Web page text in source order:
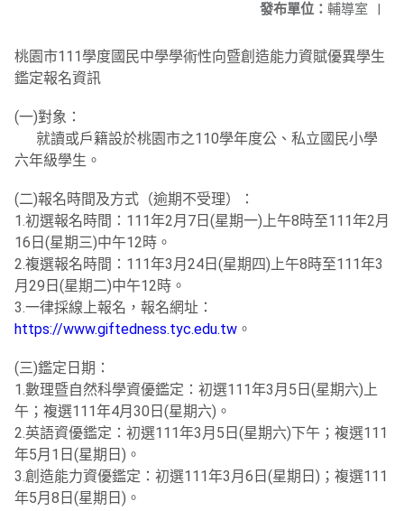
發布單位： 輔導室 |
桃園市111學度國民中學學術性向暨創造能力資賦優異學生
鑑定報名資訊
(一)對象：
就讀或戶籍設於桃園市之110學年度公、私立國民小學
六年級學生。
(二)報名時間及方式（逾期不受理）：
1.初選報名時間：111年2月7日(星期一)上午8時至111年2月
16日(星期三)中午12時。
2.複選報名時間：111年3月24日(星期四)上午8時至111年3
月29日(星期二)中午12時。
3.一律採線上報名，報名網址：
https://www.giftedness.tyc.edu.tw 。
(三)鑑定日期：
1.數理暨自然科學資優鑑定：初選111年3月5日(星期六)上
午；複選111年4月30日(星期六)。
2.英語資優鑑定：初選111年3月5日(星期六)下午；複選111
年5月1日(星期日)。
3.創造能力資優鑑定：初選111年3月6日(星期日)；複選111
年5月8日(星期日)。